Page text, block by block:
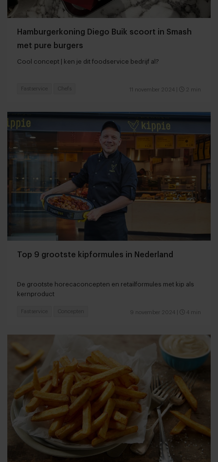
Hamburgerkoning Diego Buik scoort in Smash
met pure burgers
Cool concept | ken je dit foodservice bedrijf al?
11 november 2024 2 min
Fastservice Chefs
Top 9 grootste kipformules in Nederland
De grootste horecaconcepten en retailformules met kip als
kernproduct
9 november 2024 4 min
Fastservice Concepten